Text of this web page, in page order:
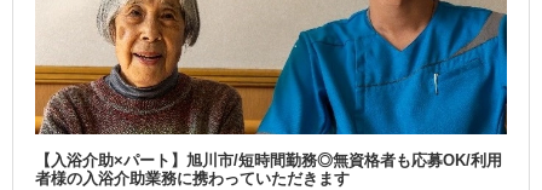
【入浴介助×パート】旭川市/短時間勤務◎無資格者も応募OK/利用
者様の入浴介助業務に携わっていただきます